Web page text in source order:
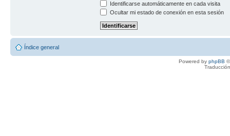
Identificarse automáticamente en cada visita
Ocultar mi estado de conexión en esta sesión
Índice general
Powered by phpBB